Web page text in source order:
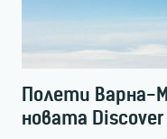
Полети Варна-
новата